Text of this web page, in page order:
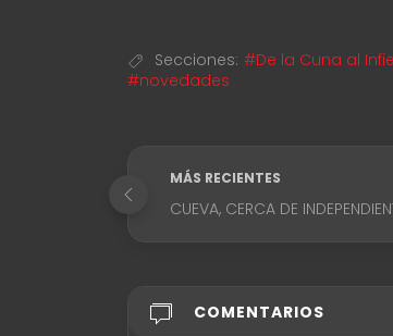
Secciones: #De la Cuna al
#novedades
MÁS RECIENTES
CUEVA, CERCA DE
COMENTARIOS